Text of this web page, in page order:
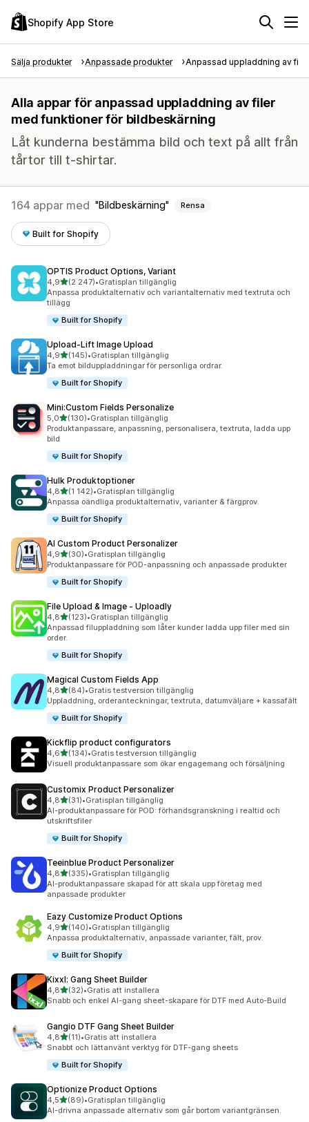
Shopify App Store
Sälja produkter Anpassade produkter Anpassad uppladdning av filer
Alla appar för anpassad uppladdning av filer
med funktioner för bildbeskärning
Låt kunderna bestämma bild och text på allt från
tårtor till t-shirtar.
164 appar med Bildbeskärning Rensa
Built for Shopify
OPTIS Product Options, Variant
4,9av 5 stjärnor
(2 247)
2247 recensioner totalt
•Gratisplan tillgänglig
Anpassa produktalternativ och variantalternativ med textruta och
tillägg
Built for Shopify
Upload‑Lift Image Upload
4,9av 5 stjärnor
(145)
145 recensioner totalt
•Gratisplan tillgänglig
Ta emot bilduppladdningar för personliga ordrar.
Built for Shopify
Mini:Custom Fields Personalize
5,0av 5 stjärnor
(130)
130 recensioner totalt
•Gratisplan tillgänglig
Produktanpassare, anpassning, personalisera, textruta, ladda upp
bild
Built for Shopify
Hulk Produktoptioner
4,8av 5 stjärnor
(1 142)
1142 recensioner totalt
•Gratisplan tillgänglig
Anpassa oändliga produktalternativ, varianter & färgprov.
Built for Shopify
AI Custom Product Personalizer
4,9av 5 stjärnor
(30)
30 recensioner totalt
•Gratisplan tillgänglig
Produktanpassare för POD-anpassning och anpassade produkter
Built for Shopify
File Upload & Image ‑ Uploadly
4,8av 5 stjärnor
(123)
123 recensioner totalt
•Gratisplan tillgänglig
Anpassad filuppladdning som låter kunder ladda upp filer med sin
order.
Built for Shopify
Magical Custom Fields App
4,8av 5 stjärnor
(84)
84 recensioner totalt
•Gratis testversion tillgänglig
Uppladdning, orderanteckningar, textruta, datumväljare + kassafält
Built for Shopify
Kickflip product configurators
4,6av 5 stjärnor
(134)
134 recensioner totalt
•Gratis testversion tillgänglig
Visuell produktanpassare som ökar engagemang och försäljning
Customix Product Personalizer
4,8av 5 stjärnor
(31)
31 recensioner totalt
•Gratisplan tillgänglig
AI-produktanpassare för POD: förhandsgranskning i realtid och
utskriftsfiler
Built for Shopify
Teeinblue Product Personalizer
4,8av 5 stjärnor
(335)
335 recensioner totalt
•Gratisplan tillgänglig
AI-produktanpassare skapad för att skala upp företag med
anpassade produkter
Eazy Customize Product Options
4,9av 5 stjärnor
(140)
140 recensioner totalt
•Gratisplan tillgänglig
Anpassa produktalternativ, anpassade varianter, fält, prov.
Built for Shopify
Kixxl: Gang Sheet Builder
4,8av 5 stjärnor
(32)
32 recensioner totalt
•Gratis att installera
Snabb och enkel AI-gang sheet-skapare för DTF med Auto-Build
Gangio DTF Gang Sheet Builder
4,8av 5 stjärnor
(11)
11 recensioner totalt
•Gratis att installera
Snabbt och lättanvänt verktyg för DTF-gang sheets
Built for Shopify
Optionize Product Options
4,5av 5 stjärnor
(89)
89 recensioner totalt
•Gratisplan tillgänglig
AI-drivna anpassade alternativ som går bortom variantgränsen.